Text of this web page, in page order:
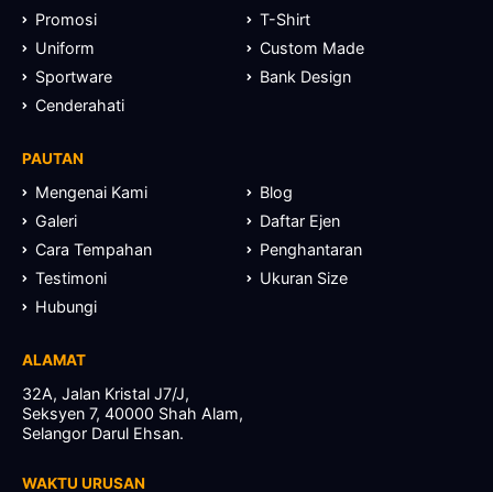
Promosi
T-Shirt
Uniform
Custom Made
Sportware
Bank Design
Cenderahati
PAUTAN
Mengenai Kami
Blog
Galeri
Daftar Ejen
Cara Tempahan
Penghantaran
Testimoni
Ukuran Size
Hubungi
ALAMAT
32A, Jalan Kristal J7/J,
Seksyen 7, 40000 Shah Alam,
Selangor Darul Ehsan.
WAKTU URUSAN